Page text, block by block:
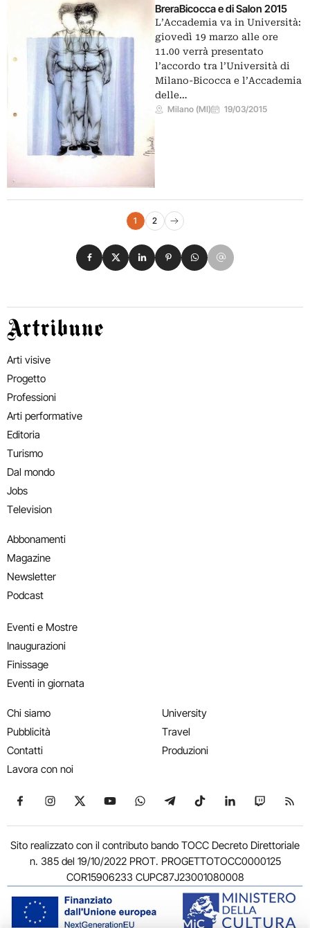
BreraBicocca e di Salon 2015
L’Accademia va in Università:
giovedì 19 marzo alle ore
11.00 verrà presentato
l’accordo tra l’Università di
Milano-Bicocca e l’Accademia
delle…
Milano (MI) 19/03/2015
Navigazione eventi
1 2
Pagina successiva
Condividi su Facebook
Condividi su X
Condividi su LinkedIn
Condividi su Pinterest
Condividi su WhatsApp
Condividi su Email
Artribune
Arti visive
Progetto
Professioni
Arti performative
Editoria
Turismo
Dal mondo
Jobs
Television
Abbonamenti
Magazine
Newsletter
Podcast
Eventi e Mostre
Inaugurazioni
Finissage
Eventi in giornata
Chi siamo
Pubblicità
Contatti
Lavora con noi
University
Travel
Produzioni
Seguici su Facebook
Seguici su Instagram
Seguici su X
Seguici su YouTube
Seguici su WhatsApp
Seguici su Telegram
Seguici su TikTok
Seguici su
Seguici
Sito realizzato con il contributo bando TOCC Decreto Direttoriale
n. 385 del 19/10/2022 PROT. PROGETTOTOCC0000125
COR15906233 CUPC87J23001080008